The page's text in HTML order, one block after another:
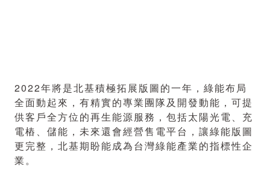
2022年將是北基積極拓展版圖的一年，綠能布局
全面動起來，有精實的專業團隊及開發動能，可提
供客戶全方位的再生能源服務，包括太陽光電、充
電樁、儲能，未來還會經營售電平台，讓綠能版圖
更完整，北基期盼能成為台灣綠能產業的指標性企
業。